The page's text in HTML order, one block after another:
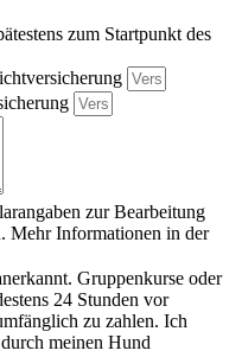
zum Startpunkt des
zur Bearbeitung
Mehr Informationen in der
Gruppenkurse oder
24 Stunden vor
zu zahlen. Ich
meinen Hund